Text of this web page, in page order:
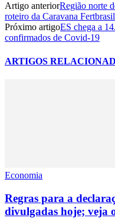
Artigo anteriorRegião norte
roteiro da Caravana Fertbrasil
Próximo artigoES chega a
confirmados de Covid-19
ARTIGOS
Economia
Regras para a
divulgadas hoje; veja